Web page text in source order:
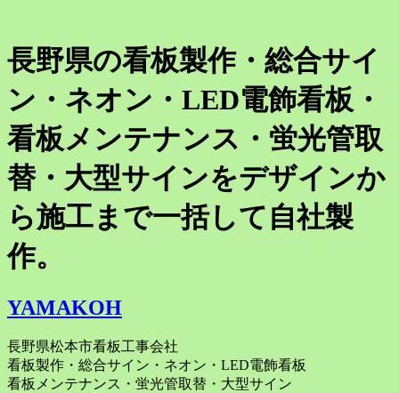
長野県の看板製作・総合サイ
ン・ネオン・LED電飾看板・
看板メンテナンス・蛍光管取
替・大型サインをデザインか
ら施工まで一括して自社製
作。
YAMAKOH
長野県松本市看板工事会社
看板製作・総合サイン・ネオン・LED電飾看板
看板メンテナンス・蛍光管取替・大型サイン